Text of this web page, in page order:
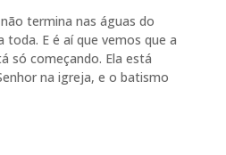
termina nas águas do
toda. E é aí que vemos que a
só começando. Ela está
na igreja, e o batismo